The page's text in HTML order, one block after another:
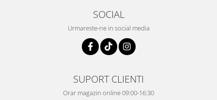
SOCIAL
Urmareste-ne in social media
SUPORT CLIENTI
Orar magazin online 09:00-16:30